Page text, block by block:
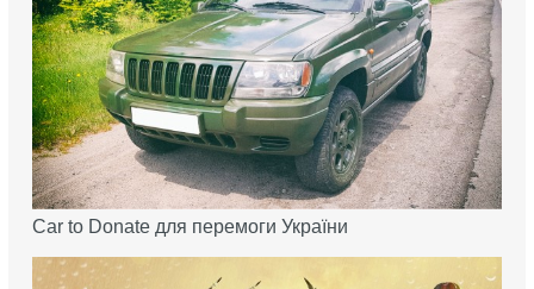
Car to Donate для перемоги України